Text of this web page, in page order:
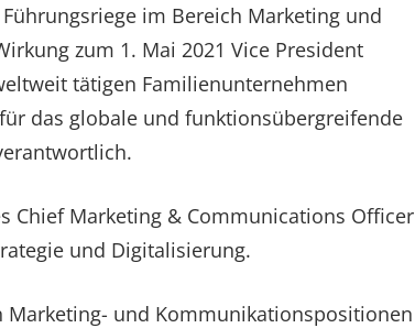
im Bereich Marketing und
zum 1. Mai 2021 Vice President
tätigen Familienunternehmen
das globale und funktionsübergreifende
Chief Marketing & Communications Officer
und Digitalisierung.
Marketing- und Kommunikationspositionen